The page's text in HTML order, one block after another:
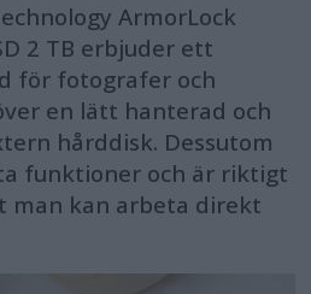
ArmorLock
2 TB erbjuder ett
för fotografer och
en lätt hanterad och
hårddisk. Dessutom
funktioner och är riktigt
man kan arbeta direkt